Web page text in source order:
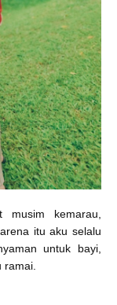
musim kemarau,
itu aku selalu
untuk bayi,
ramai.